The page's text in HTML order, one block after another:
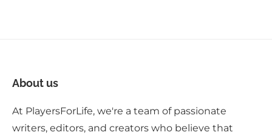
About us
At PlayersForLife, we're a team of passionate
writers, editors, and creators who believe that